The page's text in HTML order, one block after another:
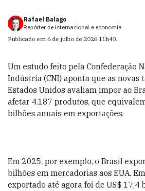
Rafael Balago
Repórter de internacional e economia
Publicado em 6 de julho de 2026 11h40.
Um estudo feito pela Confederação
Indústria (CNI) aponta que as novas
Estados Unidos avaliam impor ao
afetar 4.187 produtos, que
bilhões anuais em exportações.
Em 2025, por exemplo, o Brasil
bilhões em mercadorias aos EUA.
exportado até agora foi de US$ 17,4